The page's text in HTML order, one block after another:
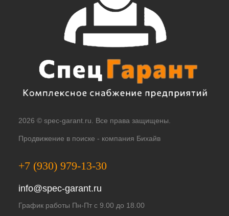
2026 © spec-garant.ru. Все права защищены.
Продвижение в поиске - компания Бихайв
+7 (930) 979-13-30
info@spec-garant.ru
График работы Пн-Пт с 9.00 до 18.00